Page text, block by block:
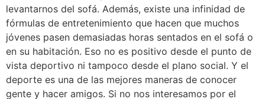
levantarnos del sofá. Además, existe una infinidad de
fórmulas de entretenimiento que hacen que muchos
jóvenes pasen demasiadas horas sentados en el sofá o
en su habitación. Eso no es positivo desde el punto de
vista deportivo ni tampoco desde el plano social. Y el
deporte es una de las mejores maneras de conocer
gente y hacer amigos. Si no nos interesamos por el